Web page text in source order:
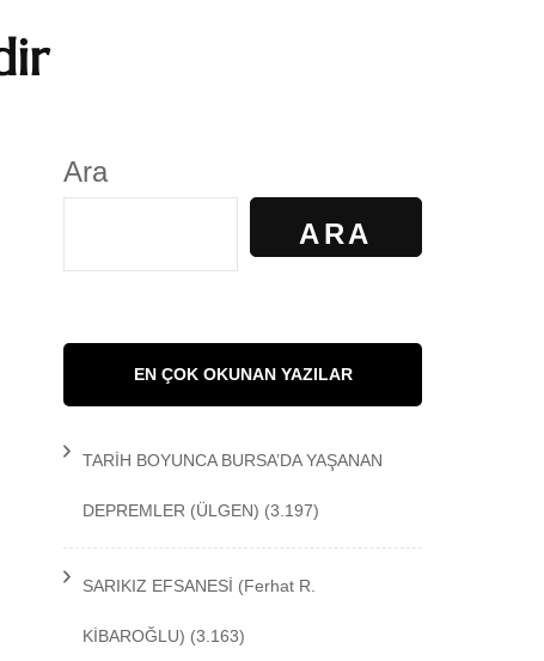
KİBAROĞLU
SANAT
SAĞLIK
SOSYOLOJİ
Ara
ARA
EN ÇOK OKUNAN YAZILAR
TARİH BOYUNCA BURSA’DA YAŞANAN
DEPREMLER (ÜLGEN) (3.197)
SARIKIZ EFSANESİ (Ferhat R.
KİBAROĞLU) (3.163)